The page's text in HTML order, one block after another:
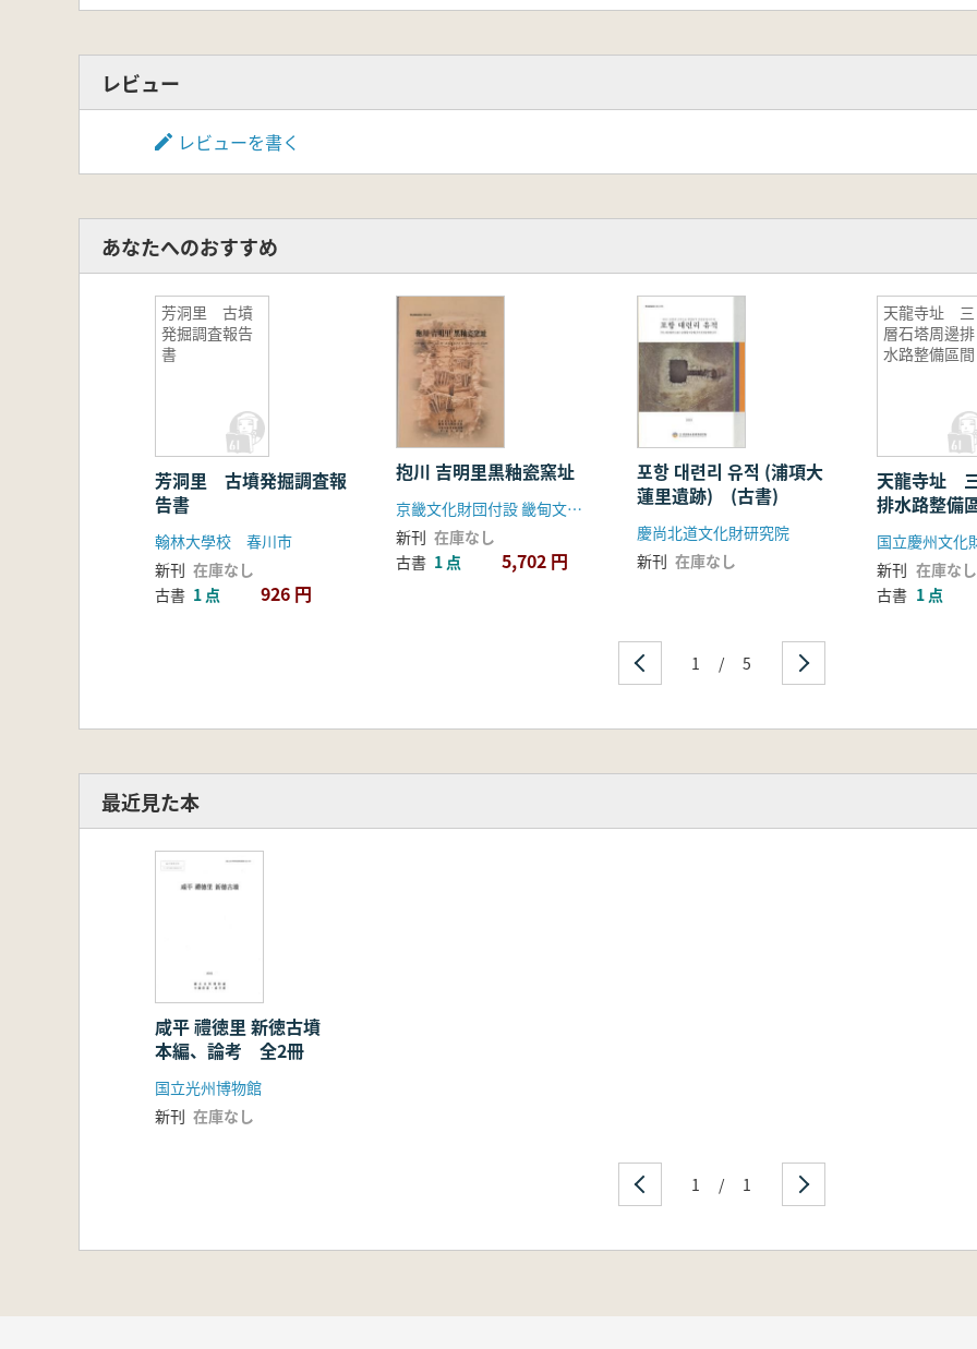
レビュー
レビューを書く
あなたへのおすすめ
芳洞里 古墳
発掘調査報告
書
芳洞里 古墳発掘調査報
告書
翰林大學校 春川市
新刊 在庫なし
古書 1 点 926 円
抱川 吉明里黒釉瓷窯址
京畿文化財団付設 畿甸文化財研究院、ソウル地方国土管理庁、(株)ヒョジャ建設
新刊 在庫なし
古書 1 点 5,702 円
포항 대련리 유적 (浦項大
蓮里遺跡) (古書)
慶尚北道文化財研究院
新刊 在庫なし
天龍寺址 三
層石塔周邊排
水路整備區間
天龍寺址
排水路整備
新刊 在庫なし
古書 1 点
1 / 5
最近見た本
咸平 禮徳里 新徳古墳
本編、論考 全2冊
国立光州博物館
新刊 在庫なし
1 / 1